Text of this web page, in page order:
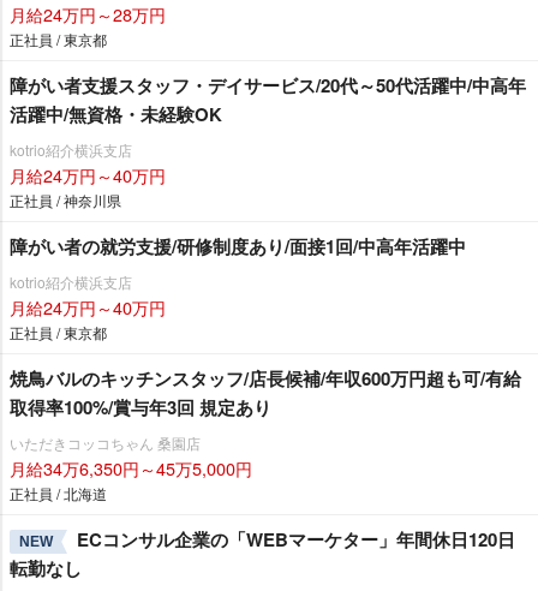
月給24万円～28万円
正社員 / 東京都
障がい者支援スタッフ・デイサービス/20代～50代活躍中/中高年
活躍中/無資格・未経験OK
kotrio紹介横浜支店
月給24万円～40万円
正社員 / 神奈川県
障がい者の就労支援/研修制度あり/面接1回/中高年活躍中
kotrio紹介横浜支店
月給24万円～40万円
正社員 / 東京都
焼鳥バルのキッチンスタッフ/店長候補/年収600万円超も可/有給
取得率100%/賞与年3回 規定あり
いただきコッコちゃん 桑園店
月給34万6,350円～45万5,000円
正社員 / 北海道
NEW
ECコンサル企業の「WEBマーケター」年間休日120日
転勤なし